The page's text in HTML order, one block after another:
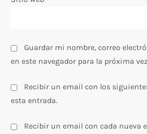
a
s
Guardar mi nombre, correo
en este navegador para la próxima
Recibir un email con los
esta entrada.
Recibir un email con cada nueva